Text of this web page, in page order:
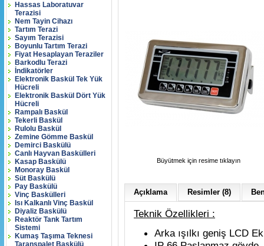
Hassas Laboratuvar
Terazisi
Nem Tayin Cihazı
Tartım Terazi
Sayım Terazisi
Boyunlu Tartım Terazi
Fiyat Hesaplayan Teraziler
Barkodlu Terazi
İndikatörler
Elektronik Baskül Tek Yük
Hücreli
Elektronik Baskül Dört Yük
Hücreli
Rampalı Baskül
Tekerli Baskül
Rulolu Baskül
Zemine Gömme Baskül
Demirci Baskülü
Canlı Hayvan Baskülleri
Kasap Baskülü
Monoray Baskül
Süt Baskülü
Pay Baskülü
Vinç Baskülleri
Isı Kalkanlı Vinç Baskül
Diyaliz Baskülü
Reaktör Tank Tartım
Sistemi
Kumaş Taşıma Teknesi
Taranspalet Baskülü
Büyütmek için resime tıklayın
Açıklama Resimler (8)
Teknik Özellikleri :
Arka ışılkı geniş LCD